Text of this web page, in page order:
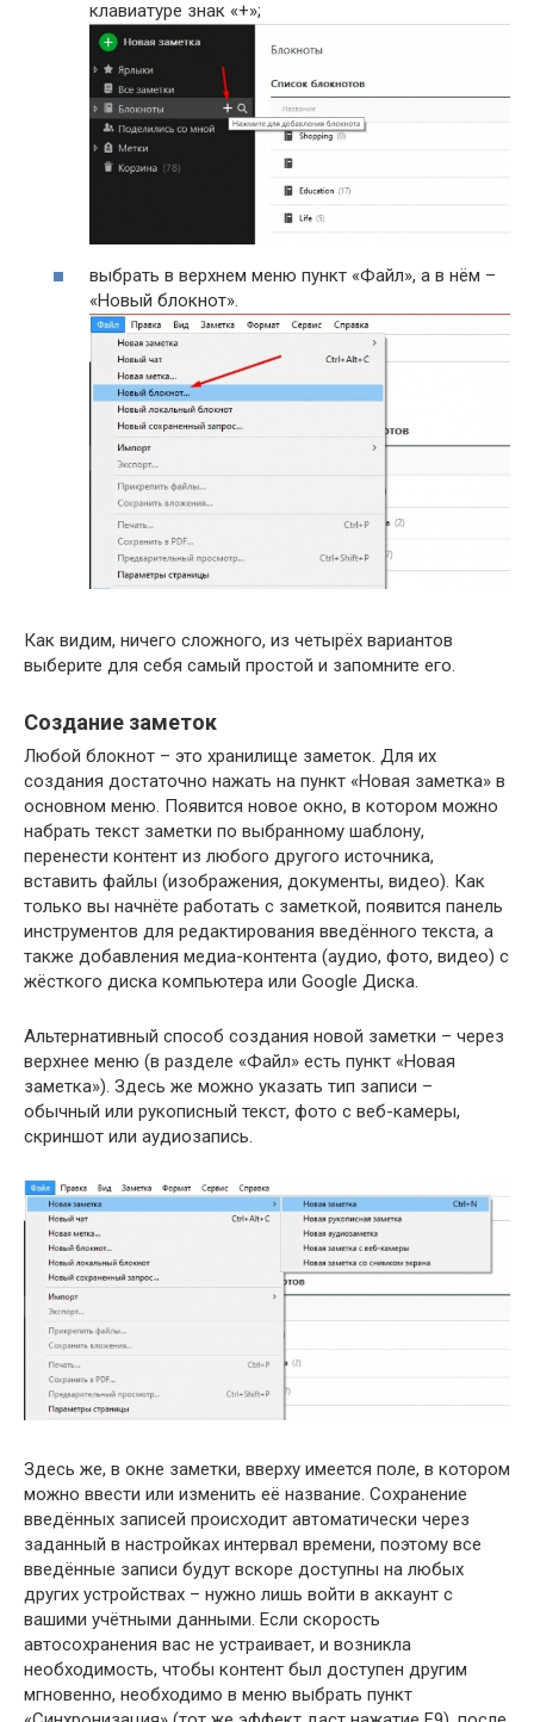
клавиатуре знак «+»;
выбрать в верхнем меню пункт «Файл», а в нём –
«Новый блокнот».
Как видим, ничего сложного, из четырёх вариантов
выберите для себя самый простой и запомните его.
Создание заметок
Любой блокнот – это хранилище заметок. Для их
создания достаточно нажать на пункт «Новая заметка» в
основном меню. Появится новое окно, в котором можно
набрать текст заметки по выбранному шаблону,
перенести контент из любого другого источника,
вставить файлы (изображения, документы, видео). Как
только вы начнёте работать с заметкой, появится панель
инструментов для редактирования введённого текста, а
также добавления медиа-контента (аудио, фото, видео) с
жёсткого диска компьютера или Google Диска.
Альтернативный способ создания новой заметки – через
верхнее меню (в разделе «Файл» есть пункт «Новая
заметка»). Здесь же можно указать тип записи –
обычный или рукописный текст, фото с веб-камеры,
скриншот или аудиозапись.
Здесь же, в окне заметки, вверху имеется поле, в котором
можно ввести или изменить её название. Сохранение
введённых записей происходит автоматически через
заданный в настройках интервал времени, поэтому все
введённые записи будут вскоре доступны на любых
других устройствах – нужно лишь войти в аккаунт с
вашими учётными данными. Если скорость
автосохранения вас не устраивает, и возникла
необходимость, чтобы контент был доступен другим
мгновенно, необходимо в меню выбрать пункт